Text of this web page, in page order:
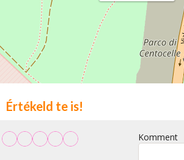
Értékeld te is!
Komment